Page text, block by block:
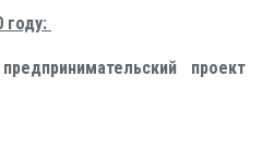
году:
проект